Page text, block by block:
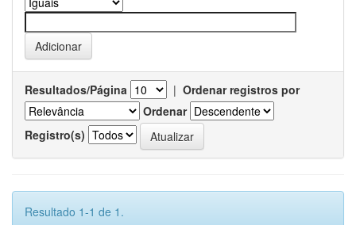
Resultados/Página | Ordenar registros por
Ordenar
Registro(s)
Resultado 1-1 de 1.